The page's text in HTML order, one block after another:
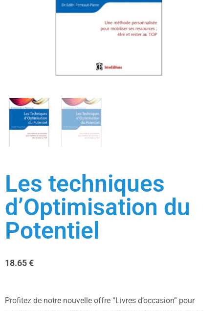
Les techniques
d’Optimisation du
Potentiel
18.65€
Profitez de notre nouvelle offre “Livres d’occasion” pour